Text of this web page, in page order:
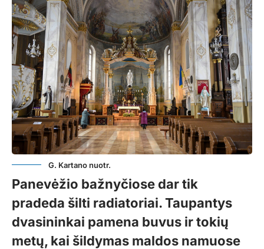
G. Kartano nuotr.
Panevėžio bažnyčiose dar tik
pradeda šilti radiatoriai. Taupantys
dvasininkai pamena buvus ir tokių
metų, kai šildymas maldos namuose